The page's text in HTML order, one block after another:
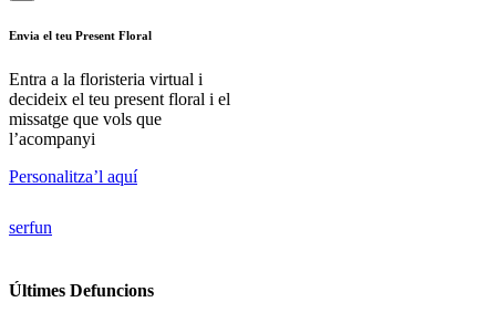
Envia el teu Present Floral
Entra a la floristeria virtual i
decideix el teu present floral i el
missatge que vols que
l’acompanyi
Personalitza’l aquí
serfun
Últimes Defuncions